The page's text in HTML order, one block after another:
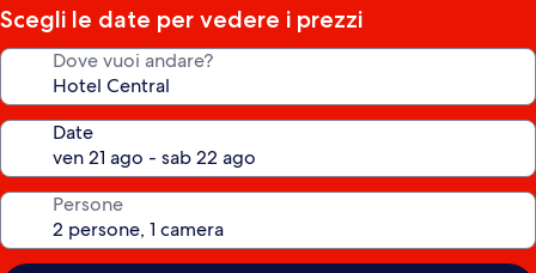
Scegli le date per vedere i prezzi
Dove vuoi andare?
Date
Persone